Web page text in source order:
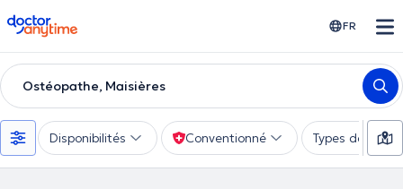
doctoranytime FR
Ostéopathe, Maisières
Disponibilités Conventionné Types de